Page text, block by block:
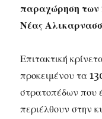
παραχώρηση των
Νέας
Επιτακτική
προκειμένου τα
στρατοπέδων που
περιέλθουν στην